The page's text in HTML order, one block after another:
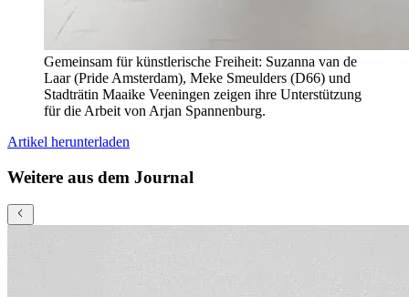
Gemeinsam für künstlerische Freiheit: Suzanna van de
Laar (Pride Amsterdam), Meke Smeulders (D66) und
Stadträtin Maaike Veeningen zeigen ihre Unterstützung
für die Arbeit von Arjan Spannenburg.
Artikel herunterladen
Weitere aus dem Journal